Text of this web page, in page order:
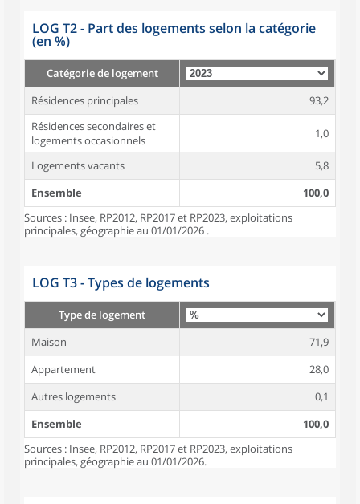
LOG T2 - Part des logements selon la catégorie
(en %)
Catégorie de logement
Résidences principales
93,2
Résidences secondaires et
logements occasionnels
1,0
Logements vacants
5,8
Ensemble
100,0
Sources : Insee, RP2012, RP2017 et RP2023, exploitations
principales, géographie au 01/01/2026 .
LOG T3 - Types de logements
Type de logement
Maison
71,9
Appartement
28,0
Autres logements
0,1
Ensemble
100,0
Sources : Insee, RP2012, RP2017 et RP2023, exploitations
principales, géographie au 01/01/2026.